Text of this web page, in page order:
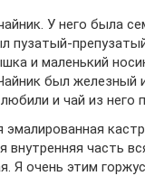
У него была
пузатый-
и маленький
был железный
и чай из него
эмалированная
внутренняя часть
Я очень этим